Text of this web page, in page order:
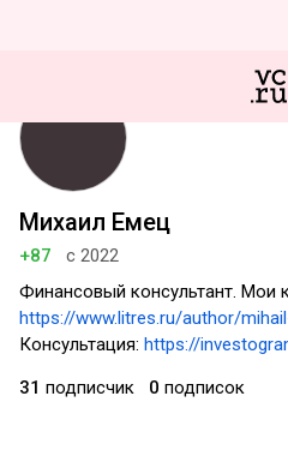
Михаил Емец
+87
с 2022
Финансовый консультант. Мои
https://www.litres.ru/author/
Консультация: https://
31 подписчик 0 подписок